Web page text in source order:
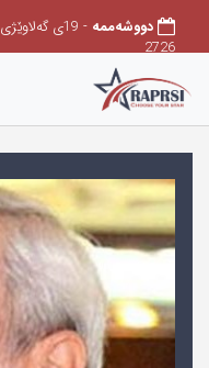
دووشەممه
- 19ی گەلاوێژی
2726